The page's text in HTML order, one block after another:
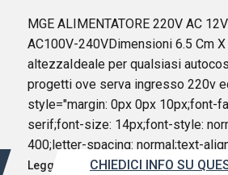
MGE ALIMENTATORE 220V AC
AC100V-240VDimensioni 6.5 Cm X
altezzaIdeale per qualsiasi
progetti ove serva ingresso 220v
style="margin: 0px 0px 10px;font-
serif;font-size: 14px;font-style:
400;letter-spacing: normal;text-
Leggi di più CHIEDICI INFO SU